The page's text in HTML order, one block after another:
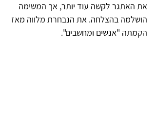
את האתגר לקשה עוד יותר, אך המשימה
הושלמה בהצלחה. את הנבחרת מלווה מאז
הקמתה "אנשים ומחשבים".